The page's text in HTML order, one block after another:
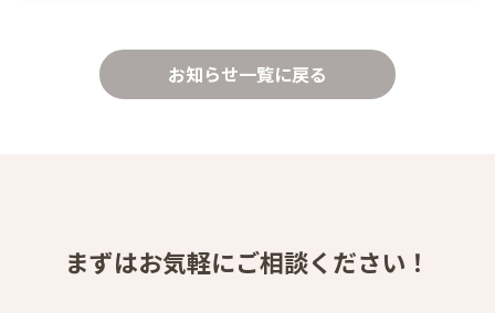
お知らせ一覧に戻る
まずはお気軽にご相談ください！